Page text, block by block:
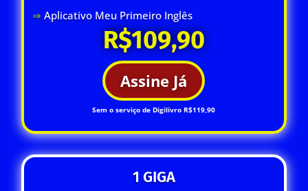
⇒Aplicativo Meu Primeiro Inglês
R$109,90
Assine Já
Sem o serviço de Digilivro R$119,90
1 GIGA